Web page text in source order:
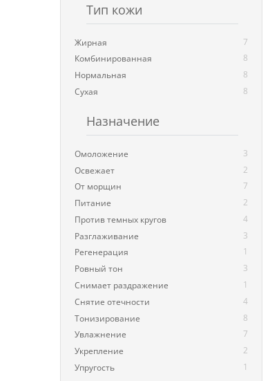
Тип кожи
Жирная
7
Комбинированная
8
Нормальная
8
Сухая
8
Назначение
Омоложение
3
Освежает
2
От морщин
7
Питание
2
Против темных кругов
4
Разглаживание
3
Регенерация
1
Ровный тон
3
Снимает раздражение
1
Снятие отечности
4
Тонизирование
8
Увлажнение
7
Укрепление
2
Упругость
1